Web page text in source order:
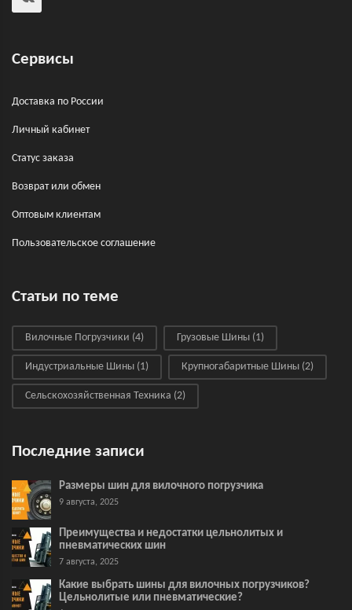
Сервисы
Доставка по России
Личный кабинет
Статус заказа
Возврат или обмен
Оптовым клиентам
Пользовательское соглашение
Статьи по теме
Вилочные Погрузчики (4) Грузовые Шины (1)
Индустриальные Шины (1) Крупногабаритные Шины (2)
Сельскохозяйственная Техника (2)
Последние записи
Размеры шин для вилочного погрузчика
9 августа, 2025
Преимущества и недостатки цельнолитых и
пневматических шин
7 августа, 2025
Какие выбрать шины для вилочных погрузчиков?
Цельнолитые или пневматические?